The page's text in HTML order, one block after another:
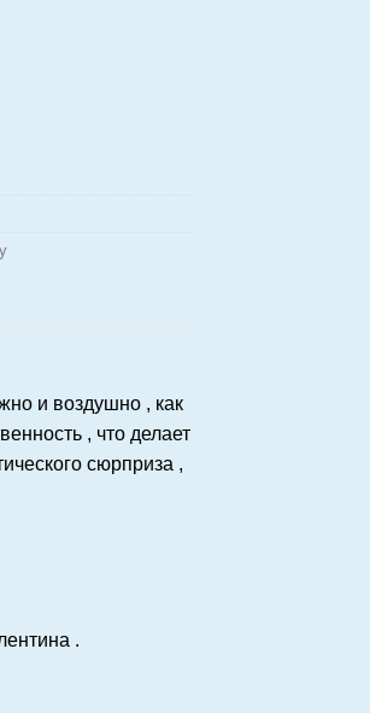
и воздушно , как
, что делает
сюрприза ,
.